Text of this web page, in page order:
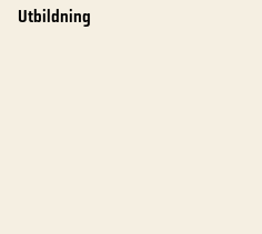
Utbildning